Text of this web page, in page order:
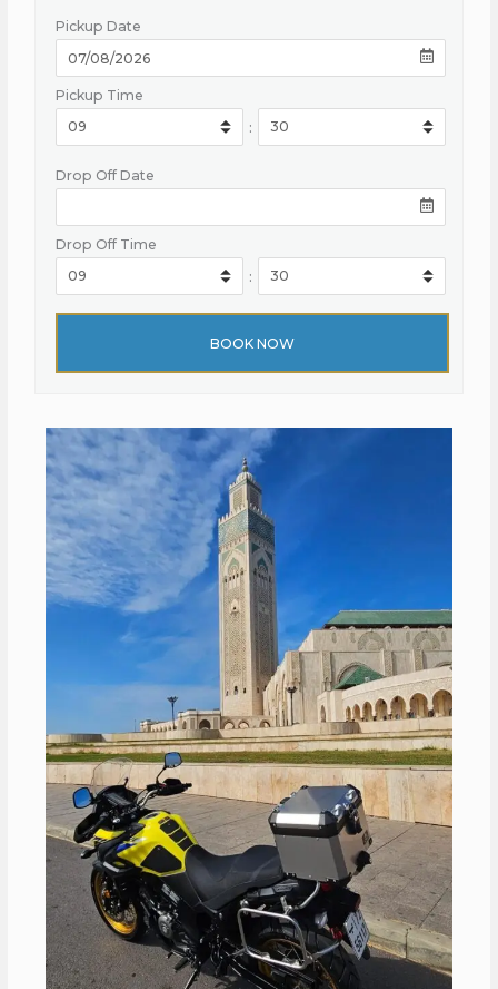
Pickup Date
Pickup Time
:
Drop Off Date
Drop Off Time
: